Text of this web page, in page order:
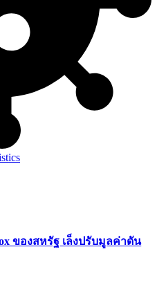
ของสหรัฐ เล็งปรับมูลค่าดัน